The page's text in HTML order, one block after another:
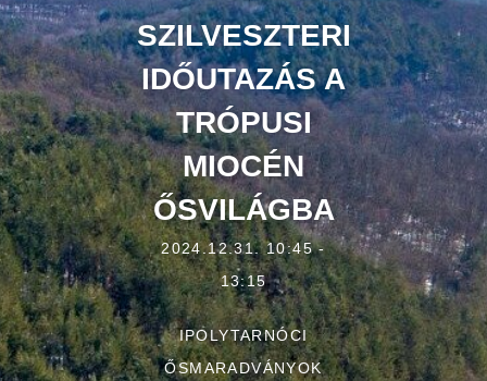
ŐSVILÁGI POMPEJI
SZOLGÁLTATÁSOK
PROGRAMOK
HÍREK
RÓLUNK
ONLINE JEGYVÁSÁRLÁS
SZILVESZTERI
IDŐUTAZÁS A
TRÓPUSI
MIOCÉN
ŐSVILÁGBA
2024.12.31. 10:45 -
13:15
IPOLYTARNÓCI
ŐSMARADVÁNYOK